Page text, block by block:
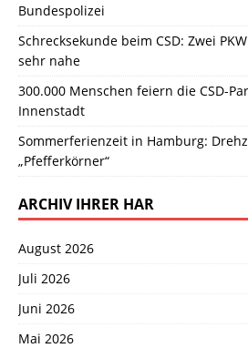
Bundespolizei
Schrecksekunde beim CSD: Zwei
sehr nahe
300.000 Menschen feiern die CSD-
Innenstadt
Sommerferienzeit in Hamburg:
„Pfefferkörner“
ARCHIV IHRER HAR
August 2026
Juli 2026
Juni 2026
Mai 2026